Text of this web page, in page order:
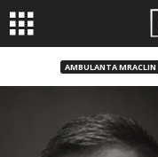
AMBULANTA MRACLIN